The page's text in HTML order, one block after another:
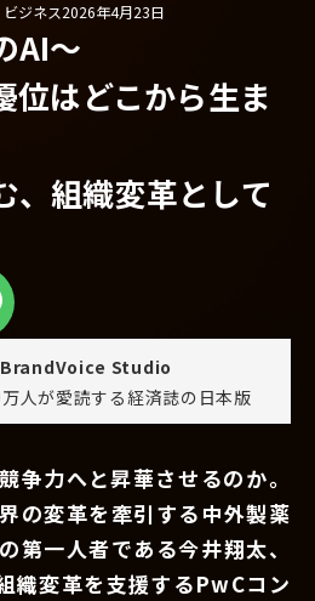
ジネス2026年4月23日
AI〜
位はどこから生ま
、組織変革として
Studio
人が愛読する 経済誌の日本版
争力へと昇華させるのか。
の変革を牽引する中外製薬
第一人者である今井翔太、
織変革を支援するPwCコン